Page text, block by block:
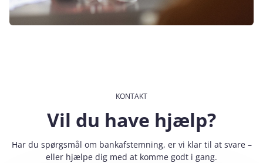
KONTAKT
Vil du have hjælp?
Har du spørgsmål om bankafstemning, er vi klar til at svare –
eller hjælpe dig med at komme godt i gang.